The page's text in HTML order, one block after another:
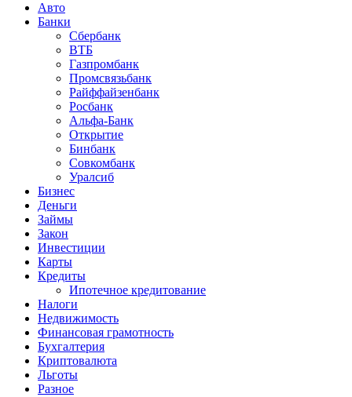
Авто
Банки
Сбербанк
ВТБ
Газпромбанк
Промсвязьбанк
Райффайзенбанк
Росбанк
Альфа-Банк
Открытие
Бинбанк
Совкомбанк
Уралсиб
Бизнес
Деньги
Займы
Закон
Инвестиции
Карты
Кредиты
Ипотечное кредитование
Налоги
Недвижимость
Финансовая грамотность
Бухгалтерия
Криптовалюта
Льготы
Разное